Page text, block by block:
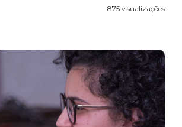
875 visualizações